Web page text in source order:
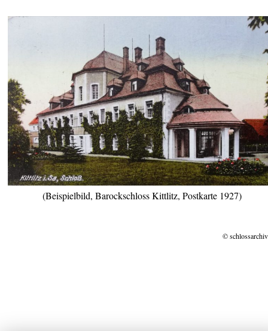
(Beispielbild, Barockschloss Kittlitz, Postkarte 1927)
©